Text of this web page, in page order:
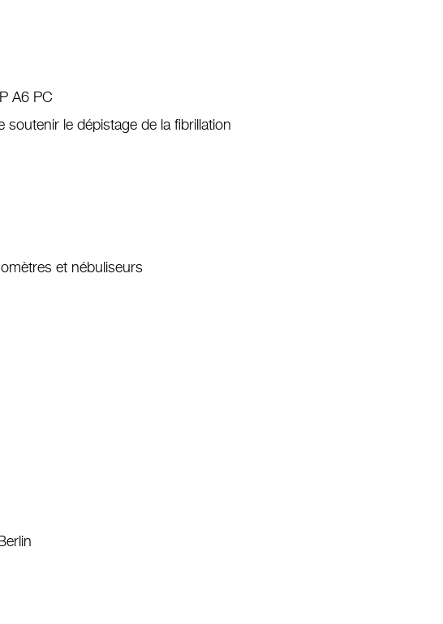
A6 PC
le dépistage de la fibrillation
et nébuliseurs